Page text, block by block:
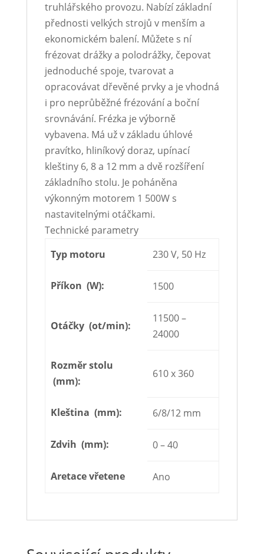
truhlářského provozu. Nabízí základní
přednosti velkých strojů v menším a
ekonomickém balení. Můžete s ní
frézovat drážky a polodrážky, čepovat
jednoduché spoje, tvarovat a
opracovávat dřevěné prvky a je vhodná
i pro neprůběžné frézování a boční
srovnávání. Frézka je výborně
vybavena. Má už v základu úhlové
pravítko, hliníkový doraz, upínací
kleštiny 6, 8 a 12 mm a dvě rozšíření
základního stolu. Je poháněna
výkonným motorem 1 500W s
nastavitelnými otáčkami.
Technické parametry
Typ motoru
230 V, 50 Hz
Příkon (W): 1500
Otáčky (ot/min):
11500 –
24000
Rozměr stolu
(mm):
610 x 360
Kleština (mm): 6/8/12 mm
Zdvih (mm): 0 – 40
Aretace vřetene Ano